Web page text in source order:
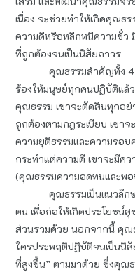
เนื่อง จะช่วยทำให้เกิดคุณธ
ความดีหรือหลีกหนีความชั่ว
ที่ถูกต้องจนเป็นนิสัยถาวร
คุณธรรมสำคัญทั้ง 4 ปร
ร้องให้มนุษย์ทุกคนปฏิบัติแล้
คุณธรรม เขาจะตัดสินทุกอย่
ถูกต้องตามกฎระเบียบ เขา
ความยุติธรรมและความรอ
กระทำแต่ความดี เขาจะมีคว
(คุณธรรมความอดทนและพ
คุณธรรมเป็นแนวลักษณ
ตน เพื่อก่อให้เกิดประโยชน์
ส่วนรวมด้วย นอกจากนี้ คุณ
ใครประพฤติปฏิบัติจนเป็นนิ
ที่สูงขึ้น” ตามมาด้วย ซึ่งคุณ